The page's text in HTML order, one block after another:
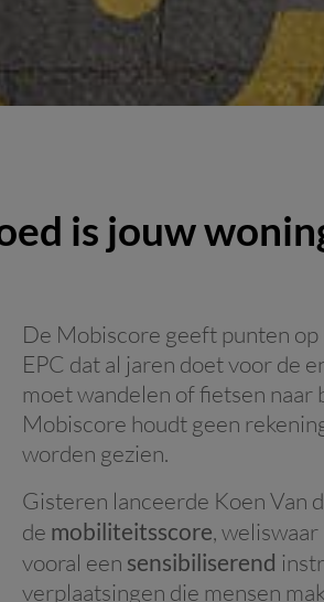
is jouw
De Mobiscore geeft punten op
EPC dat al jaren doet voor de
moet wandelen of fietsen
Mobiscore houdt geen
worden gezien.
Gisteren lanceerde Koen Van
de mobiliteitsscore,
vooral een sensibiliserend
verplaatsingen die mensen